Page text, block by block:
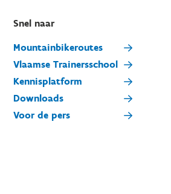
Snel naar
Mountainbikeroutes
Vlaamse Trainersschool
Kennisplatform
Downloads
Voor de pers